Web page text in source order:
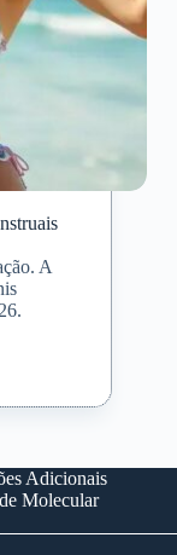
A
Adicionais
Molecular